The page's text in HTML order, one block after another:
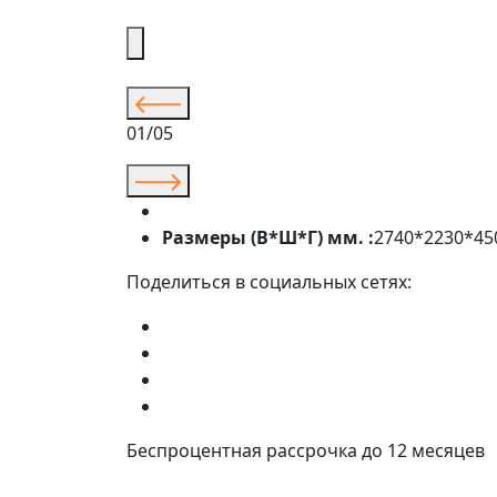
01/05
Размеры (В*Ш*Г) мм. :
Поделиться в социальных сетях:
Беспроцентная рассрочка до 12 месяцев